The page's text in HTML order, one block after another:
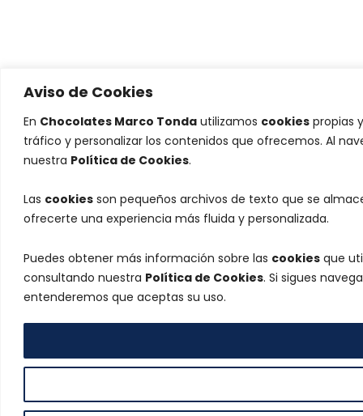
Aviso de Cookies
En Chocolates Marco Tonda utilizamos cookies propias
tráfico y personalizar los contenidos que ofrecemos. Al
nuestra Política de Cookies.
Las cookies son pequeños archivos de texto que se
ofrecerte una experiencia más fluida y personalizada.
Puedes obtener más información sobre las cookies que
consultando nuestra Política de Cookies. Si sigues
entenderemos que aceptas su uso.